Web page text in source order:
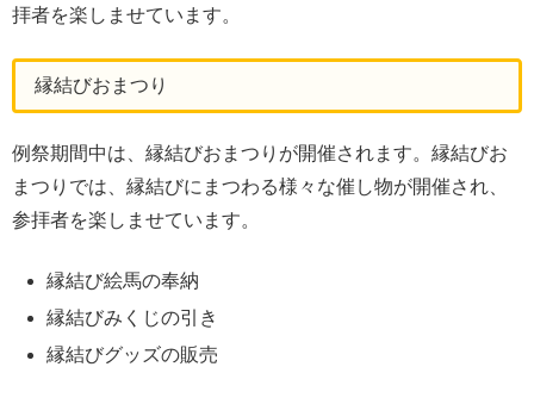
拝者を楽しませています。
縁結びおまつり
例祭期間中は、縁結びおまつりが開催されます。縁結びお
まつりでは、縁結びにまつわる様々な催し物が開催され、
参拝者を楽しませています。
縁結び絵馬の奉納
縁結びみくじの引き
縁結びグッズの販売